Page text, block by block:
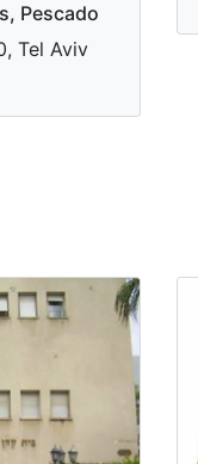
Pescado
Tel Aviv